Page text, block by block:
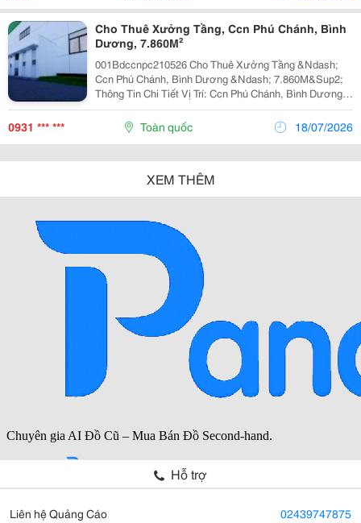
Cho Thuê Xưởng Tầng, Ccn Phú Chánh, Bình
Dương, 7.860M²
001Bdccnpc210526 Cho Thuê Xưởng Tầng &Ndash;
Ccn Phú Chánh, Bình Dương &Ndash; 7.860M&Sup2;
Thông Tin Chi Tiết Vị Trí: Ccn Phú Chánh, Bình Dương
Tổng Diện Tích Sàn: 7.860M&Sup2; Diện Tích Sử Dụng
Kết Cấu: 2 Tầng, Mỗi Tầng 3.930M&Sup2; Hiện...
0931 *** *** Toàn quốc 18/07/2026
XEM THÊM
Hỗ trợ
Liên hệ Quảng Cáo 02439747875